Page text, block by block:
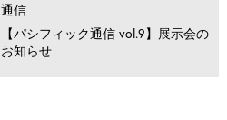
通信
【パシフィック通信 vol.9】展示会の
お知らせ